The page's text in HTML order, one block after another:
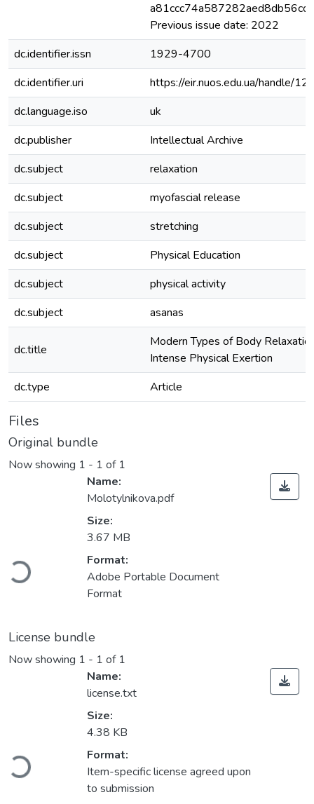
Previous issue date: 2022
dc.identifier.issn
1929-4700
dc.identifier.uri
https://eir.nuos.edu.ua/handle/
dc.language.iso
uk
dc.publisher
Intellectual Archive
dc.subject
relaxation
dc.subject
myofascial release
dc.subject
stretching
dc.subject
Physical Education
dc.subject
physical activity
dc.subject
asanas
dc.title
Modern Types of Body
Intense Physical Exertion
dc.type
Article
Files
Original bundle
Now showing 1 - 1 of 1
Loading...
Name:
Molotylnikova.pdf
Size:
3.67 MB
Format:
Adobe Portable Document
Format
License bundle
Now showing 1 - 1 of 1
Loading...
Name:
license.txt
Size:
4.38 KB
Format:
Item-specific license agreed upon
to submission